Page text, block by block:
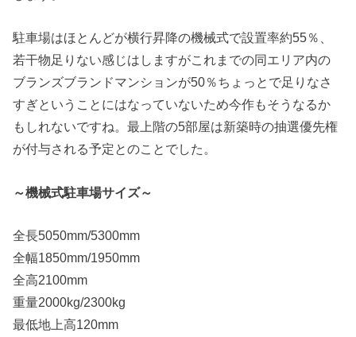
駐車場はほとんどが横行昇降の機械式で設置率約55％、
若干物足りない感じはしますがこれまでの同エリア内の
ブランズブランドマンションが50％ちょっとで足りなさ
すぎということにはなっていないため今作もそうなるか
もしれないですね。最上階の5部屋は新築時の抽選優先権
が付与される予定とのことでした。
～機械式駐車場サイズ～
全長5050mm/5300mm
全幅1850mm/1950mm
全高2100mm
重量2000kg/2300kg
最低地上高120mm